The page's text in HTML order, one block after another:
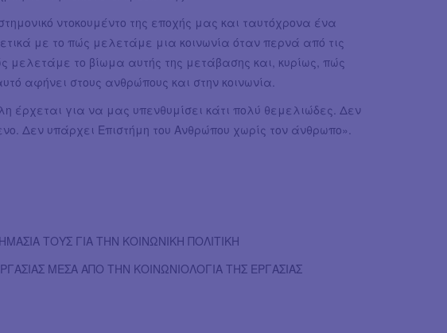
ντοκουμέντο της εποχής μας και ταυτόχρονα ένα
με το πώς μελετάμε μια κοινωνία όταν περνά από τις
μελετάμε το βίωμα αυτής της μετάβασης και, κυρίως, πώς
αφήνει στους ανθρώπους και στην κοινωνία.
έρχεται για να μας υπενθυμίσει κάτι πολύ θεμελιώδες. Δεν
Δεν υπάρχει Επιστήμη του Ανθρώπου χωρίς τον άνθρωπο».
ΤΟΥΣ ΓΙΑ ΤΗΝ ΚΟΙΝΩΝΙΚΗ ΠΟΛΙΤΙΚΗ
ΜΕΣΑ ΑΠΟ ΤΗΝ ΚΟΙΝΩΝΙΟΛΟΓΙΑ ΤΗΣ ΕΡΓΑΣΙΑΣ